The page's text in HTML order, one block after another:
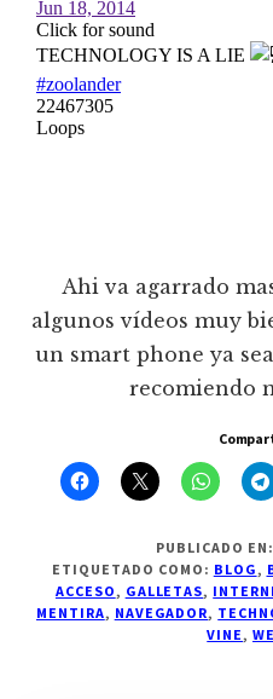
Ahi va agarrado
algunos vídeos muy
un smart phone ya
recomiendo
PUBLICADO EN:
ETIQUETADO COMO: BLOG,
ACCESO, GALLETAS,
MENTIRA, NAVEGADOR,
VINE,